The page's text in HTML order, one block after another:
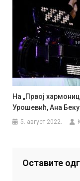
На „Првој
Урошевић, Ана
5. август 2022.
Оставите